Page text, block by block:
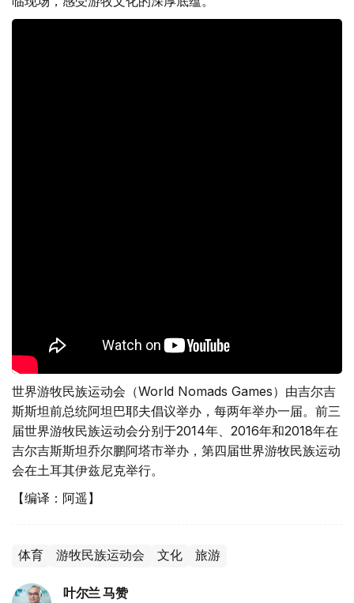
世界游牧民族运动会（World Nomads Games）由吉尔吉
斯斯坦前总统阿坦巴耶夫倡议举办，每两年举办一届。前三
届世界游牧民族运动会分别于2014年、2016年和2018年在
吉尔吉斯斯坦乔尔鹏阿塔市举办，第四届世界游牧民族运动
会在土耳其伊兹尼克举行。
【编译：阿遥】
体育 游牧民族运动会 文化 旅游
叶尔兰 马赞